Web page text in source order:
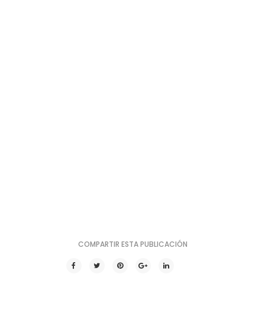
COMPARTIR ESTA PUBLICACIÓN